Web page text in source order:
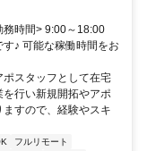
務時間> 9:00～18:00
♪ 可能な稼働時間をお
スタッフとして在宅
行い新規開拓やアポ
すので、経験やスキ
フルリモート